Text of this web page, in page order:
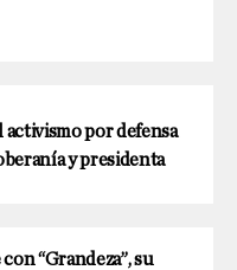
por defensa
y presidenta
“Grandeza”, su